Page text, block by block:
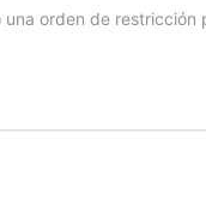
orden de